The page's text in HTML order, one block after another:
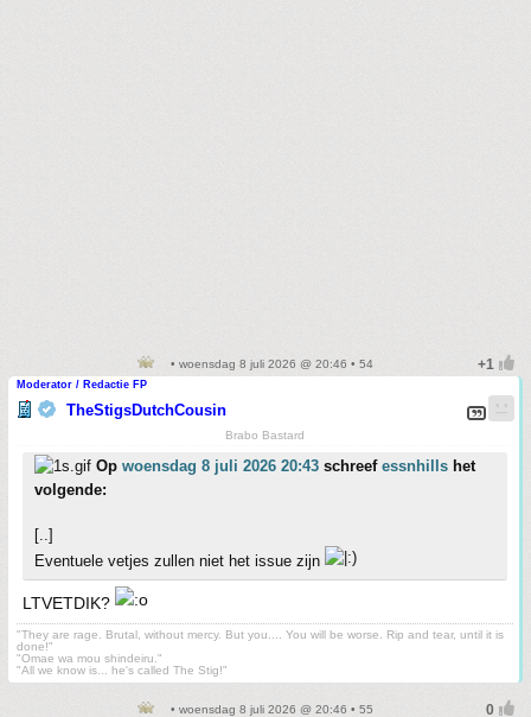
• woensdag 8 juli 2026 @ 20:46 • 54
Moderator / Redactie FP
TheStigsDutchCousin
Brabo Bastard
Op woensdag 8 juli 2026 20:43 schreef essnhills het
volgende:
[..]
Eventuele vetjes zullen niet het issue zijn
LTVETDIK?
"They are rage. Brutal, without mercy. But you.... You will be worse. Rip and tear, until it is
done!"
"Omae wa mou shindeiru."
"All we know is... he's called The Stig!"
• woensdag 8 juli 2026 @ 20:46 • 55